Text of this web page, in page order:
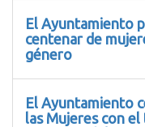
El Ayuntamiento
centenar de
género
El Ayuntamiento
las Mujeres con